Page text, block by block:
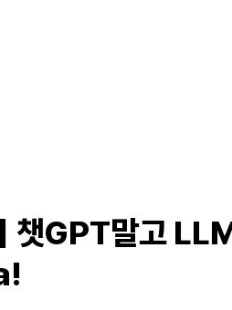
챗GPT말고